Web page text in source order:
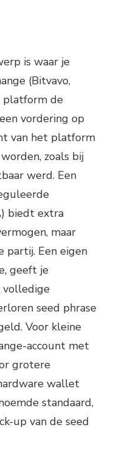
is waar je
(Bitvavo,
platform de
vordering op
van het platform
zoals bij
werd. Een
biedt extra
maar
partij. Een eigen
geeft je
volledige
seed phrase
Voor kleine
account met
grotere
wallet
standaard,
up van de seed